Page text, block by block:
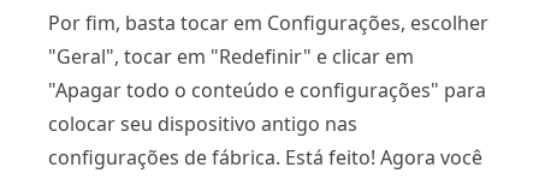
Por fim, basta tocar em Configurações, escolher
"Geral", tocar em "Redefinir" e clicar em
"Apagar todo o conteúdo e configurações" para
colocar seu dispositivo antigo nas
configurações de fábrica. Está feito! Agora você